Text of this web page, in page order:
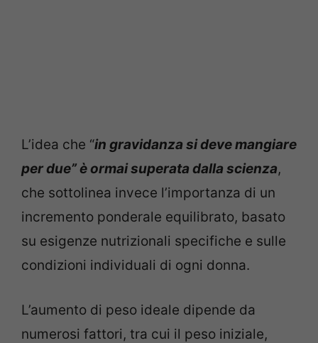
L’idea che “in gravidanza si deve mangiare
per due” è ormai superata dalla scienza,
che sottolinea invece l’importanza di un
incremento ponderale equilibrato, basato
su esigenze nutrizionali specifiche e sulle
condizioni individuali di ogni donna.
L’aumento di peso ideale dipende da
numerosi fattori, tra cui il peso iniziale,